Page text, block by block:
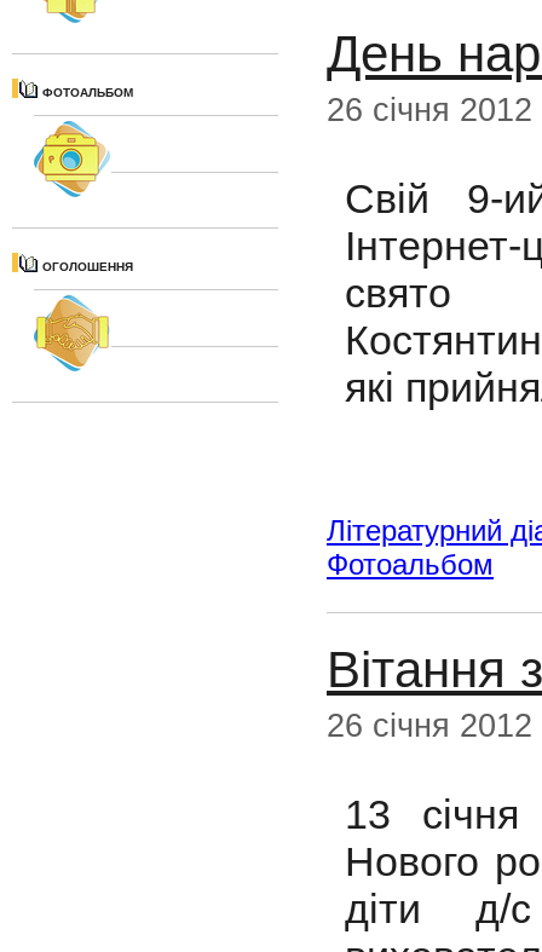
ФОТОАЛЬБОМ
ОГОЛОШЕННЯ
День
26 січня 2012
Свій 9-
свято
які
Літературний
Фотоальбом
Вітання
26 січня 2012
13 січня
Нового
діти